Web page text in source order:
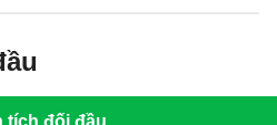
tích đối đầu